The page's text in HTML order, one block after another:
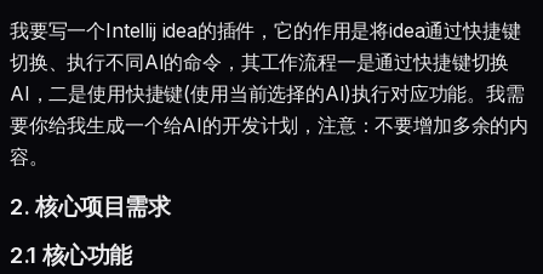
我要写一个Intellij idea的插件，它的作用是将idea通过快捷键
切换、执行不同AI的命令，其工作流程一是通过快捷键切换
AI，二是使用快捷键(使用当前选择的AI)执行对应功能。我需
要你给我生成一个给AI的开发计划，注意：不要增加多余的内
容。
2. 核心项目需求
2.1 核心功能